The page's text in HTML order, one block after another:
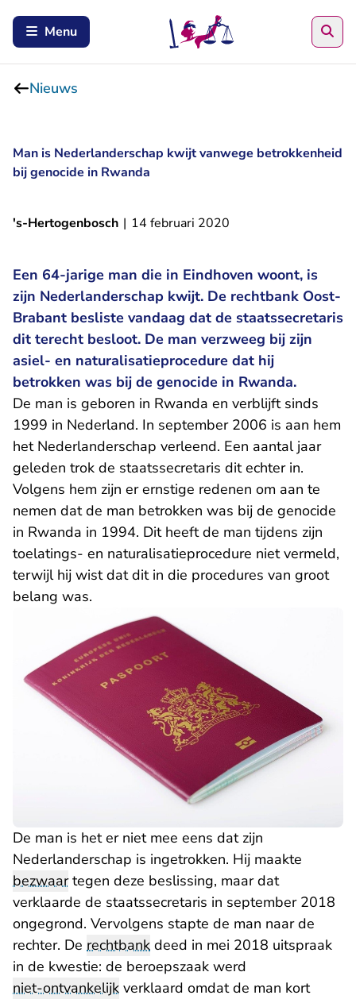
Menu
Nieuws
Man is Nederlanderschap kwijt vanwege betrokkenheid
bij genocide in Rwanda
's-Hertogenbosch | 14 februari 2020
Een 64-jarige man die in Eindhoven woont, is
zijn Nederlanderschap kwijt. De rechtbank Oost-
Brabant besliste vandaag dat de staatssecretaris
dit terecht besloot. De man verzweeg bij zijn
asiel- en naturalisatieprocedure dat hij
betrokken was bij de genocide in Rwanda.
De man is geboren in Rwanda en verblijft sinds
1999 in Nederland. In september 2006 is aan hem
het Nederlanderschap verleend. Een aantal jaar
geleden trok de staatssecretaris dit echter in.
Volgens hem zijn er ernstige redenen om aan te
nemen dat de man betrokken was bij de genocide
in Rwanda in 1994. Dit heeft de man tijdens zijn
toelatings- en naturalisatieprocedure niet vermeld,
terwijl hij wist dat dit in die procedures van groot
belang was.
De man is het er niet mee eens dat zijn
Nederlanderschap is ingetrokken. Hij maakte
bezwaartegen deze beslissing, maar dat
verklaarde de staatssecretaris in september 2018
ongegrond. Vervolgens stapte de man naar de
rechter. De rechtbank deed in mei 2018 uitspraak
in de kwestie: de beroepszaak werd
niet-ontvankelijk verklaard omdat de man kort